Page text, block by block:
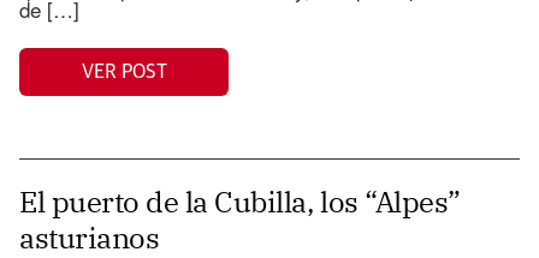
de […]
VER POST
El puerto de la Cubilla, los “Alpes”
asturianos